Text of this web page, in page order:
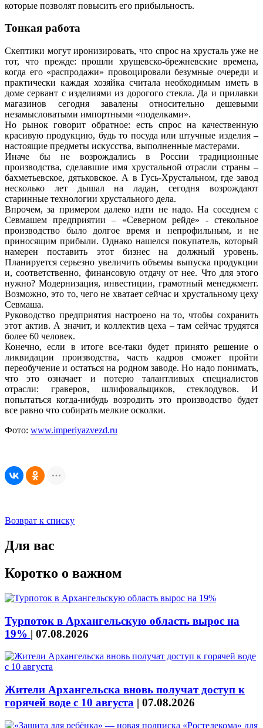
которые позволят повысить его прибыльность.
Тонкая работа
Скептики могут иронизировать, что спрос на хрусталь уже не
тот, что прежде: прошли хрущевско-брежневские времена,
когда его «распродажи» провоцировали безумные очереди и
практически каждая хозяйка считала необходимым иметь в
доме сервант с изделиями из дорогого стекла. Да и прилавки
магазинов сегодня завалены относительно дешевыми
незамысловатыми импортными «поделками».
Но рынок говорит обратное: есть спрос на качественную
красивую продукцию, будь то посуда или штучные изделия –
настоящие предметы искусства, выполненные мастерами.
Иначе бы не возрождались в России традиционные
производства, сделавшие имя хрустальной отрасли страны –
бахметьевское, дятьковское. А в Гусь-Хрустальном, где завод
несколько лет дышал на ладан, сегодня возрождают
старинные технологии хрустального дела.
Впрочем, за примером далеко идти не надо. На соседнем с
Севмашем предприятии – «Северном рейде» - стекольное
производство было долгое время и непрофильным, и не
приносящим прибыли. Однако нашелся покупатель, который
намерен поставить этот бизнес на должный уровень.
Планируется серьезно увеличить объемы выпуска продукции
и, соответственно, финансовую отдачу от нее. Что для этого
нужно? Модернизация, инвестиции, грамотный менеджмент.
Возможно, это то, чего не хватает сейчас и хрустальному цеху
Севмаша.
Руководство предприятия настроено на то, чтобы сохранить
этот актив. А значит, и коллектив цеха – там сейчас трудятся
более 60 человек.
Конечно, если в итоге все-таки будет принято решение о
ликвидации производства, часть кадров сможет пройти
переобучение и остаться на родном заводе. Но надо понимать,
что это означает и потерю талантливых специалистов
отрасли: граверов, шлифовальщиков, стеклодувов. И
попытаться когда-нибудь возродить это производство будет
все равно что собирать мелкие осколки.
Фото: www.imperiyazvezd.ru
Возврат к списку
Для вас
Коротко о важном
Турпоток в Архангельскую область вырос на
19% | 07.08.2026
Жители Архангельска вновь получат доступ к
горячей воде с 10 августа | 07.08.2026